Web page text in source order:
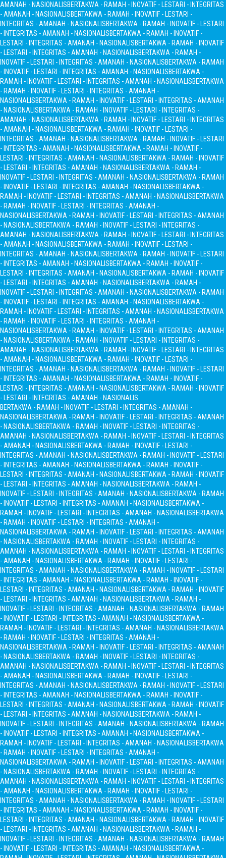
AMANAH - NASIONALISBERTAKWA - RAMAH - INOVATIF - LESTARI - INTEGRITAS
- AMANAH - NASIONALISBERTAKWA - RAMAH - INOVATIF - LESTARI -
INTEGRITAS - AMANAH - NASIONALISBERTAKWA - RAMAH - INOVATIF - LESTARI
- INTEGRITAS - AMANAH - NASIONALISBERTAKWA - RAMAH - INOVATIF -
LESTARI - INTEGRITAS - AMANAH - NASIONALISBERTAKWA - RAMAH - INOVATIF
- LESTARI - INTEGRITAS - AMANAH - NASIONALISBERTAKWA - RAMAH -
INOVATIF - LESTARI - INTEGRITAS - AMANAH - NASIONALISBERTAKWA - RAMAH
- INOVATIF - LESTARI - INTEGRITAS - AMANAH - NASIONALISBERTAKWA -
RAMAH - INOVATIF - LESTARI - INTEGRITAS - AMANAH - NASIONALISBERTAKWA
- RAMAH - INOVATIF - LESTARI - INTEGRITAS - AMANAH -
NASIONALISBERTAKWA - RAMAH - INOVATIF - LESTARI - INTEGRITAS - AMANAH
- NASIONALISBERTAKWA - RAMAH - INOVATIF - LESTARI - INTEGRITAS -
AMANAH - NASIONALISBERTAKWA - RAMAH - INOVATIF - LESTARI - INTEGRITAS
- AMANAH - NASIONALISBERTAKWA - RAMAH - INOVATIF - LESTARI -
INTEGRITAS - AMANAH - NASIONALISBERTAKWA - RAMAH - INOVATIF - LESTARI
- INTEGRITAS - AMANAH - NASIONALISBERTAKWA - RAMAH - INOVATIF -
LESTARI - INTEGRITAS - AMANAH - NASIONALISBERTAKWA - RAMAH - INOVATIF
- LESTARI - INTEGRITAS - AMANAH - NASIONALISBERTAKWA - RAMAH -
INOVATIF - LESTARI - INTEGRITAS - AMANAH - NASIONALISBERTAKWA - RAMAH
- INOVATIF - LESTARI - INTEGRITAS - AMANAH - NASIONALISBERTAKWA -
RAMAH - INOVATIF - LESTARI - INTEGRITAS - AMANAH - NASIONALISBERTAKWA
- RAMAH - INOVATIF - LESTARI - INTEGRITAS - AMANAH -
NASIONALISBERTAKWA - RAMAH - INOVATIF - LESTARI - INTEGRITAS - AMANAH
- NASIONALISBERTAKWA - RAMAH - INOVATIF - LESTARI - INTEGRITAS -
AMANAH - NASIONALISBERTAKWA - RAMAH - INOVATIF - LESTARI - INTEGRITAS
- AMANAH - NASIONALISBERTAKWA - RAMAH - INOVATIF - LESTARI -
INTEGRITAS - AMANAH - NASIONALISBERTAKWA - RAMAH - INOVATIF - LESTARI
- INTEGRITAS - AMANAH - NASIONALISBERTAKWA - RAMAH - INOVATIF -
LESTARI - INTEGRITAS - AMANAH - NASIONALISBERTAKWA - RAMAH - INOVATIF
- LESTARI - INTEGRITAS - AMANAH - NASIONALISBERTAKWA - RAMAH -
INOVATIF - LESTARI - INTEGRITAS - AMANAH - NASIONALISBERTAKWA - RAMAH
- INOVATIF - LESTARI - INTEGRITAS - AMANAH - NASIONALISBERTAKWA -
RAMAH - INOVATIF - LESTARI - INTEGRITAS - AMANAH - NASIONALISBERTAKWA
- RAMAH - INOVATIF - LESTARI - INTEGRITAS - AMANAH -
NASIONALISBERTAKWA - RAMAH - INOVATIF - LESTARI - INTEGRITAS - AMANAH
- NASIONALISBERTAKWA - RAMAH - INOVATIF - LESTARI - INTEGRITAS -
AMANAH - NASIONALISBERTAKWA - RAMAH - INOVATIF - LESTARI - INTEGRITAS
- AMANAH - NASIONALISBERTAKWA - RAMAH - INOVATIF - LESTARI -
INTEGRITAS - AMANAH - NASIONALISBERTAKWA - RAMAH - INOVATIF - LESTARI
- INTEGRITAS - AMANAH - NASIONALISBERTAKWA - RAMAH - INOVATIF -
LESTARI - INTEGRITAS - AMANAH - NASIONALISBERTAKWA - RAMAH - INOVATIF
- LESTARI - INTEGRITAS - AMANAH - NASIONALIS
BERTAKWA - RAMAH - INOVATIF - LESTARI - INTEGRITAS - AMANAH -
NASIONALISBERTAKWA - RAMAH - INOVATIF - LESTARI - INTEGRITAS - AMANAH
- NASIONALISBERTAKWA - RAMAH - INOVATIF - LESTARI - INTEGRITAS -
AMANAH - NASIONALISBERTAKWA - RAMAH - INOVATIF - LESTARI - INTEGRITAS
- AMANAH - NASIONALISBERTAKWA - RAMAH - INOVATIF - LESTARI -
INTEGRITAS - AMANAH - NASIONALISBERTAKWA - RAMAH - INOVATIF - LESTARI
- INTEGRITAS - AMANAH - NASIONALISBERTAKWA - RAMAH - INOVATIF -
LESTARI - INTEGRITAS - AMANAH - NASIONALISBERTAKWA - RAMAH - INOVATIF
- LESTARI - INTEGRITAS - AMANAH - NASIONALISBERTAKWA - RAMAH -
INOVATIF - LESTARI - INTEGRITAS - AMANAH - NASIONALISBERTAKWA - RAMAH
- INOVATIF - LESTARI - INTEGRITAS - AMANAH - NASIONALISBERTAKWA -
RAMAH - INOVATIF - LESTARI - INTEGRITAS - AMANAH - NASIONALISBERTAKWA
- RAMAH - INOVATIF - LESTARI - INTEGRITAS - AMANAH -
NASIONALISBERTAKWA - RAMAH - INOVATIF - LESTARI - INTEGRITAS - AMANAH
- NASIONALISBERTAKWA - RAMAH - INOVATIF - LESTARI - INTEGRITAS -
AMANAH - NASIONALISBERTAKWA - RAMAH - INOVATIF - LESTARI - INTEGRITAS
- AMANAH - NASIONALISBERTAKWA - RAMAH - INOVATIF - LESTARI -
INTEGRITAS - AMANAH - NASIONALISBERTAKWA - RAMAH - INOVATIF - LESTARI
- INTEGRITAS - AMANAH - NASIONALISBERTAKWA - RAMAH - INOVATIF -
LESTARI - INTEGRITAS - AMANAH - NASIONALISBERTAKWA - RAMAH - INOVATIF
- LESTARI - INTEGRITAS - AMANAH - NASIONALISBERTAKWA - RAMAH -
INOVATIF - LESTARI - INTEGRITAS - AMANAH - NASIONALISBERTAKWA - RAMAH
- INOVATIF - LESTARI - INTEGRITAS - AMANAH - NASIONALISBERTAKWA -
RAMAH - INOVATIF - LESTARI - INTEGRITAS - AMANAH - NASIONALISBERTAKWA
- RAMAH - INOVATIF - LESTARI - INTEGRITAS - AMANAH -
NASIONALISBERTAKWA - RAMAH - INOVATIF - LESTARI - INTEGRITAS - AMANAH
- NASIONALISBERTAKWA - RAMAH - INOVATIF - LESTARI - INTEGRITAS -
AMANAH - NASIONALISBERTAKWA - RAMAH - INOVATIF - LESTARI - INTEGRITAS
- AMANAH - NASIONALISBERTAKWA - RAMAH - INOVATIF - LESTARI -
INTEGRITAS - AMANAH - NASIONALISBERTAKWA - RAMAH - INOVATIF - LESTARI
- INTEGRITAS - AMANAH - NASIONALISBERTAKWA - RAMAH - INOVATIF -
LESTARI - INTEGRITAS - AMANAH - NASIONALISBERTAKWA - RAMAH - INOVATIF
- LESTARI - INTEGRITAS - AMANAH - NASIONALISBERTAKWA - RAMAH -
INOVATIF - LESTARI - INTEGRITAS - AMANAH - NASIONALISBERTAKWA - RAMAH
- INOVATIF - LESTARI - INTEGRITAS - AMANAH - NASIONALISBERTAKWA -
RAMAH - INOVATIF - LESTARI - INTEGRITAS - AMANAH - NASIONALISBERTAKWA
- RAMAH - INOVATIF - LESTARI - INTEGRITAS - AMANAH -
NASIONALISBERTAKWA - RAMAH - INOVATIF - LESTARI - INTEGRITAS - AMANAH
- NASIONALISBERTAKWA - RAMAH - INOVATIF - LESTARI - INTEGRITAS -
AMANAH - NASIONALISBERTAKWA - RAMAH - INOVATIF - LESTARI - INTEGRITAS
- AMANAH - NASIONALISBERTAKWA - RAMAH - INOVATIF - LESTARI -
INTEGRITAS - AMANAH - NASIONALISBERTAKWA - RAMAH - INOVATIF - LESTARI
- INTEGRITAS - AMANAH - NASIONALISBERTAKWA - RAMAH - INOVATIF -
LESTARI - INTEGRITAS - AMANAH - NASIONALISBERTAKWA - RAMAH - INOVATIF
- LESTARI - INTEGRITAS - AMANAH - NASIONALISBERTAKWA - RAMAH -
INOVATIF - LESTARI - INTEGRITAS - AMANAH - NASIONALISBERTAKWA - RAMAH
- INOVATIF - LESTARI - INTEGRITAS - AMANAH - NASIONALISBERTAKWA -